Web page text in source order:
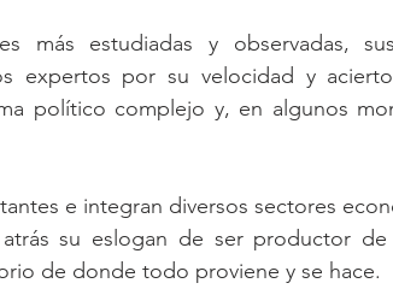
más estudiadas y observadas,
expertos por su velocidad y
político complejo y, en algunos
e integran diversos sectores
su eslogan de ser productor de
de donde todo proviene y se hace.